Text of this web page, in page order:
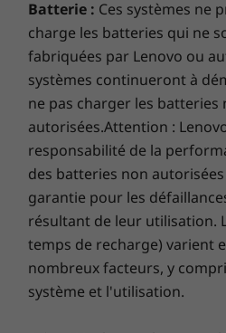
Les spécifications peuvent varier
IdeaPad Slim 3i (15 po Intel)
Adaptateur secteur CA 65 W
Batterie interne 47 Wh
Guide de démarrage rapide
Autres informations
Liste complète des
pièces commençant par 83E6
*Toutes les spécifications ne
lenovo.com
Batterie : Ces systèmes ne
charge les batteries qui ne
fabriquées par Lenovo ou
systèmes continueront à
ne pas charger les batteries
autorisées.Attention :
responsabilité de la
des batteries non
garantie pour les
résultant de leur utilisation.
temps de recharge) varient
nombreux facteurs, y
système et l'utilisation.